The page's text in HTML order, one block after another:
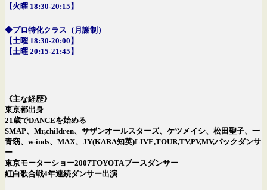
【火曜 18:30-20:15】
◆プロ特化クラス（月謝制）
【土曜 18:30-20:00】
【土曜 20:15-21:45】
《主な経歴》
東京都出身
21歳でDANCEを始める
SMAP、Mr,children、サザンオールスターズ、ケツメイシ、松田聖子、一
青窈、w-inds、MAX、JY(KARA知英)LIVE,TOUR,TV,PV,MV,バックダンサ
ー
東京モーターショー2007TOYOTAブースダンサー
紅白歌合戦4年連続ダンサー出演